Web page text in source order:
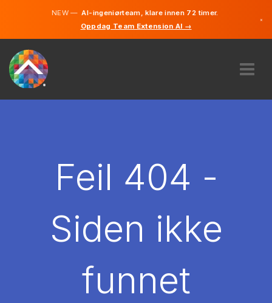
NEW —AI-ingeniørteam, klare innen 72 timer.
Oppdag Team Extension AI →
×
Feil 404 -
Siden ikke
funnet